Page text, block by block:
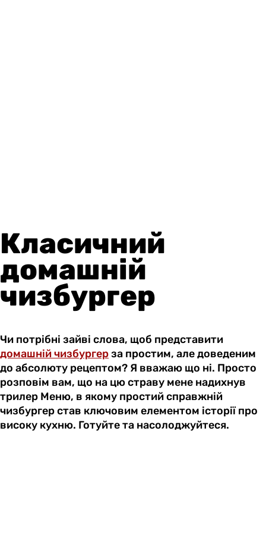
Класичний
домашній
чизбургер
Чи потрібні зайві слова, щоб представити
домашній чизбургерза простим, але доведеним
до абсолюту рецептом? Я вважаю що ні. Просто
розповім вам, що на цю страву мене надихнув
трилер Меню, в якому простий справжній
чизбургер став ключовим елементом історії про
високу кухню. Готуйте та насолоджуйтеся.